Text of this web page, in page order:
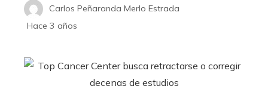
Carlos Peñaranda Merlo Estrada
Hace 3 años